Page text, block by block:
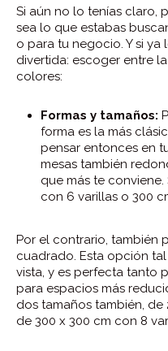
Si aún no lo tenías claro,
sea lo que estabas
o para tu negocio. Y si
divertida: escoger entre
colores:
Formas y tamaños:
forma es la más
pensar entonces en
mesas también
que más te conviene.
con 6 varillas o 300
Por el contrario, también
cuadrado. Esta opción
vista, y es perfecta tanto
para espacios más
dos tamaños también, de
de 300 x 300 cm con 8